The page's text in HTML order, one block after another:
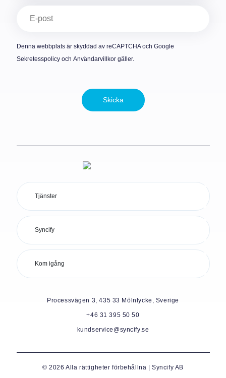
post
Denna webbplats är skyddad av reCAPTCHA och Google
Sekretesspolicyoch Användarvillkorgäller.
Skicka
Tjänster
Syncify
Kom igång
Processvägen 3, 435 33 Mölnlycke, Sverige
+46 31 395 50 50
kundservice@syncify.se
© 2026 Alla rättigheter förbehållna | Syncify AB